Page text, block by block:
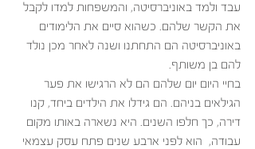
עבד ולמד באוניברסיטה, והמשפחות למדו לקבל
את הקשר שלהם. כשהוא סיים את הלימודים
באוניברסיטה הם התחתנו ושנה לאחר מכן נולד
להם בן משותף.
בחיי היום יום שלהם הם לא הרגישו את פער
הגילאים בניהם. הם גידלו את הילדים ביחד, קנו
דירה, כך חלפו השנים. היא נשארה באותו מקום
עבודה,  הוא לפני ארבע שנים פתח עסק עצמאי